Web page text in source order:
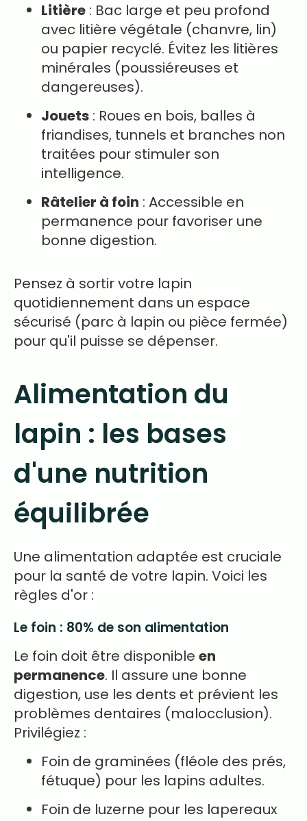
Litière : Bac large et peu profond
avec litière végétale (chanvre, lin)
ou papier recyclé. Évitez les litières
minérales (poussiéreuses et
dangereuses).
Jouets : Roues en bois, balles à
friandises, tunnels et branches non
traitées pour stimuler son
intelligence.
Râtelier à foin : Accessible en
permanence pour favoriser une
bonne digestion.
Pensez à sortir votre lapin
quotidiennement dans un espace
sécurisé (parc à lapin ou pièce fermée)
pour qu'il puisse se dépenser.
Alimentation du
lapin : les bases
d'une nutrition
équilibrée
Une alimentation adaptée est cruciale
pour la santé de votre lapin. Voici les
règles d'or :
Le foin : 80% de son alimentation
Le foin doit être disponible en
permanence. Il assure une bonne
digestion, use les dents et prévient les
problèmes dentaires (malocclusion).
Privilégiez :
Foin de graminées (fléole des prés,
fétuque) pour les lapins adultes.
Foin de luzerne pour les lapereaux